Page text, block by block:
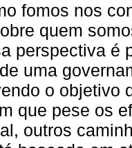
fomos nos
quem
perspectiva é
uma
o objetivo
que pese os
outros